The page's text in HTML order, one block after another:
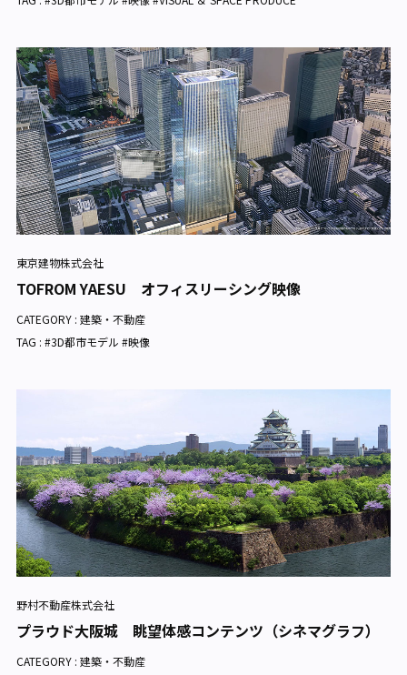
東京建物株式会社
TOFROM YAESU オフィスリーシング映像
CATEGORY : 建築・不動産
TAG : #3D都市モデル #映像
野村不動産株式会社
プラウド大阪城 眺望体感コンテンツ（シネマグラフ）
CATEGORY : 建築・不動産